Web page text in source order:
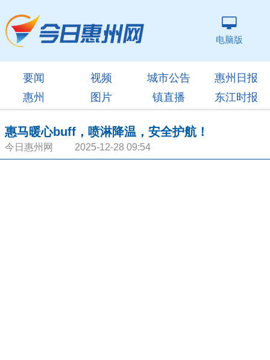
电脑版
要闻 视频 城市公告
惠州日报
惠州
图片 镇直播 东江时报
惠马暖心buff，喷淋降温，安全护航！
今日惠州网 2025-12-28 09:54